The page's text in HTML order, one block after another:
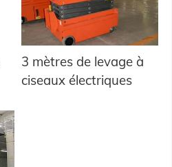
3 mètres de levage à
ciseaux électriques